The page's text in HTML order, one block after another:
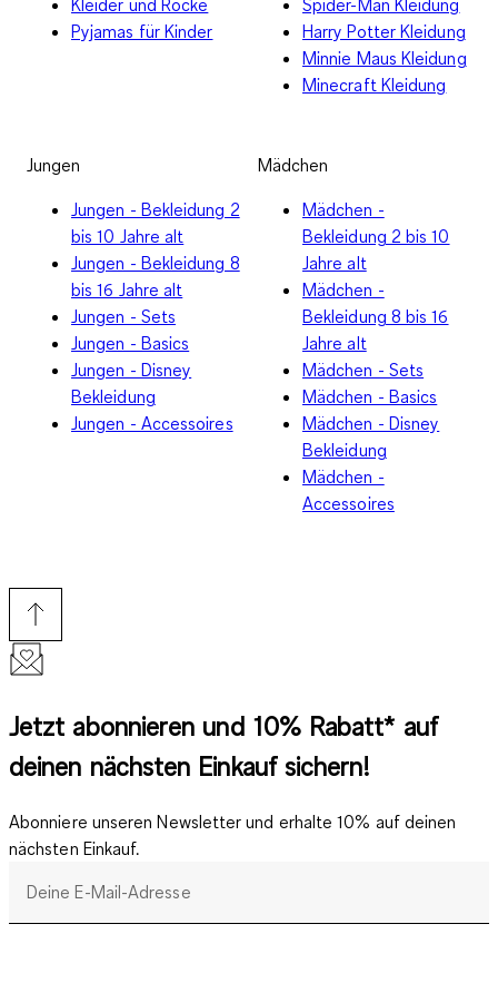
Pyjamas für Kinder
Harry Potter Kleidung
Minnie Maus Kleidung
Minecraft Kleidung
Jungen
Jungen - Bekleidung 2
bis 10 Jahre alt
Jungen - Bekleidung 8
bis 16 Jahre alt
Jungen - Sets
Jungen - Basics
Jungen - Disney
Bekleidung
Jungen - Accessoires
Mädchen
Mädchen -
Bekleidung 2 bis 10
Jahre alt
Mädchen -
Bekleidung 8 bis 16
Jahre alt
Mädchen - Sets
Mädchen - Basics
Mädchen - Disney
Bekleidung
Mädchen -
Accessoires
Jetzt abonnieren und 10% Rabatt* auf
deinen nächsten Einkauf sichern!
Abonniere unseren Newsletter und erhalte 10% auf deinen
nächsten Einkauf.
Deine E-Mail-Adresse